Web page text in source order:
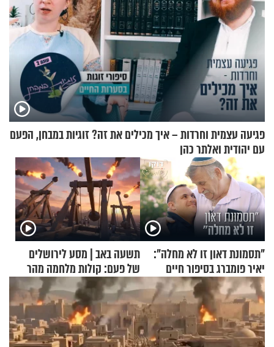
פגיעה עצמית וחרדות – איך מכילים את זה? זוגיות במבחן, הפעם
עם יהודית ואלתר כהן
"תסמונת דאון זו לא מחלה":
יאיר פומברג בסיפור חיים
מעורר השראה
תשעה באב | מסע לירושלים
של פעם: קולות מלחמה מהר
הזיתים